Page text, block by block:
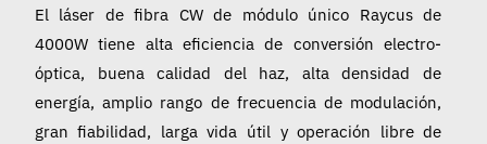
El láser de fibra CW de módulo único Raycus de
4000W tiene alta eficiencia de conversión electro-
óptica, buena calidad del haz, alta densidad de
energía, amplio rango de frecuencia de modulación,
gran fiabilidad, larga vida útil y operación libre de